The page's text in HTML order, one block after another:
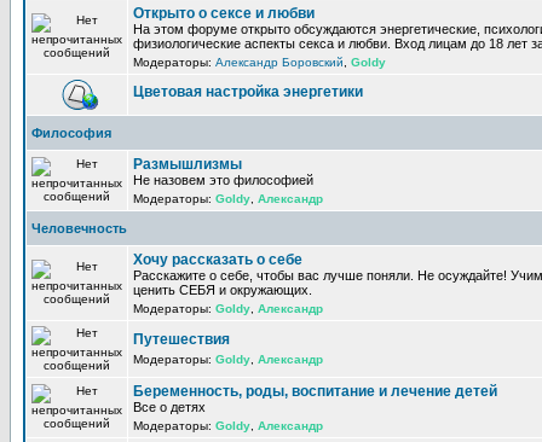
Открыто о сексе и любви
На этом форуме открыто обсуждаются энергетические,
физиологические аспекты секса и любви. Вход лицам до 18 лет
Модераторы: Александр Боровский Goldy
Цветовая настройка энергетики
Философия
Размышлизмы
Не назовем это философией
Модераторы: Goldy Александр
Человечность
Хочу рассказать о себе
Расскажите о себе, чтобы вас лучше поняли. Не осуждайте!
ценить СЕБЯ и окружающих.
Модераторы: Goldy Александр
Путешествия
Модераторы: Goldy Александр
Беременность, роды, воспитание и лечение детей
Все о детях
Модераторы: Goldy Александр